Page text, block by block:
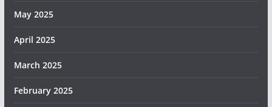
May 2025
April 2025
March 2025
February 2025